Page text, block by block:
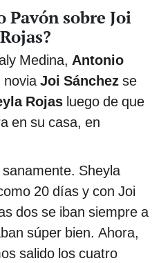
sobre Joi
Medina, Antonio
noviaJoi Sánchez se
Rojas luego de que
en su casa, en
Sheyla
20 días y con Joi
dos se iban siempre a
súper bien. Ahora,
salido los cuatro